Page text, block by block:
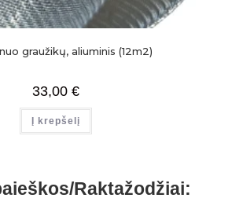
graužikų, aliuminis (12m2)
33,00 €
Į krepšelį
Raktažodžiai: